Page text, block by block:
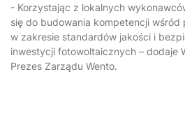
- Korzystając z lokalnych
się do budowania kompetencji
w zakresie standardów jakości i
inwestycji fotowoltaicznych – dodaje
Prezes Zarządu Wento.